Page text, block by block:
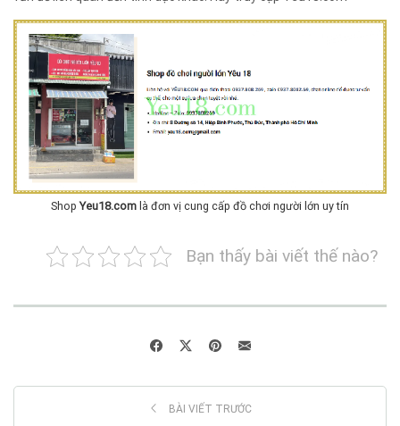
Shop Yeu18.com là đơn vị cung cấp đồ chơi người lớn uy tín
Bạn thấy bài viết thế nào?
BÀI VIẾT TRƯỚC